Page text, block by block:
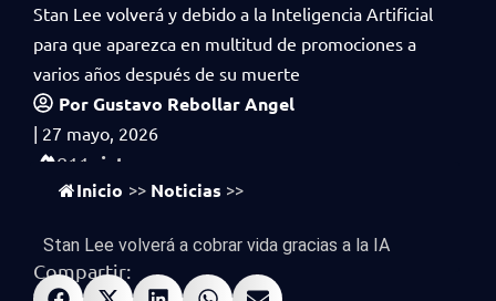
Stan Lee volverá y debido a la Inteligencia Artificial
para que aparezca en multitud de promociones a
varios años después de su muerte
PorGustavo Rebollar Angel
| 27 mayo, 2026
811 vistas
Inicio >> Noticias >>
Stan Lee volverá a cobrar vida gracias a la IA
Compartir: